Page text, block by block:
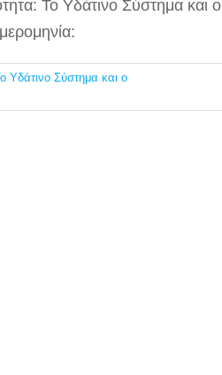
Το Υδάτινο Σύστημα και ο
Υδάτινο Σύστημα και ο